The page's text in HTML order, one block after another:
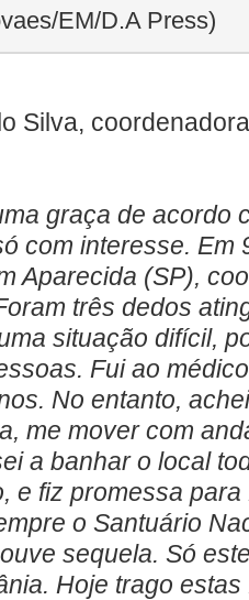
EM/D.A Press)
Silva,
graça de acordo
com interesse. Em
Aparecida (SP),
três dedos
uma situação difícil,
Fui ao
No entanto,
me mover com
a banhar o local
e fiz promessa
o Santuário
sequela. Só
Hoje trago